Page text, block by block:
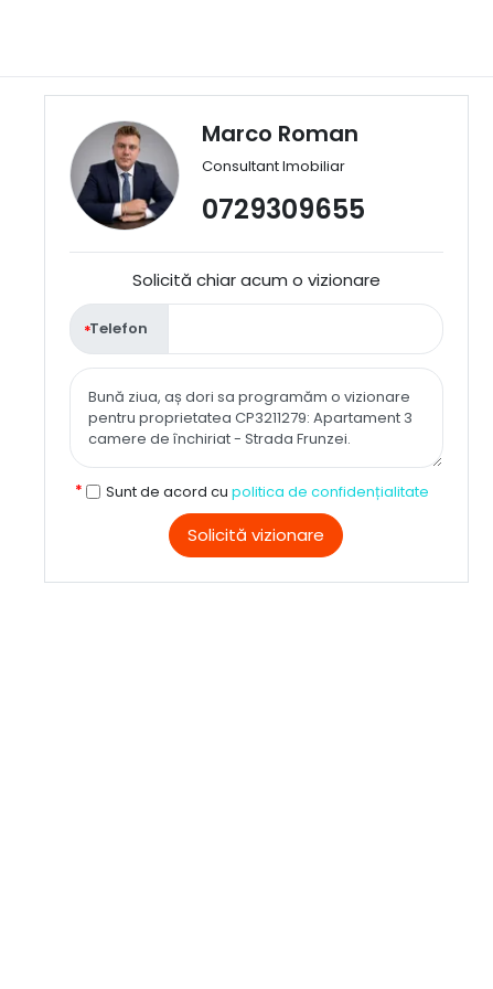
Marco Roman
Consultant Imobiliar
0729309655
Solicită chiar acum o vizionare
Telefon
Sunt de acord cu politica de confidențialitate
Solicită vizionare